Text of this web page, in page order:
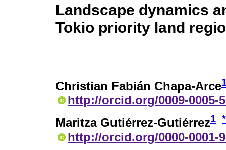
Landscape dynamics
Tokio priority land
Christian Fabián Chapa-Arce
http://orcid.org/0009-0005-
Maritza Gutiérrez-Gutiérrez1 *
http://orcid.org/0000-0001-